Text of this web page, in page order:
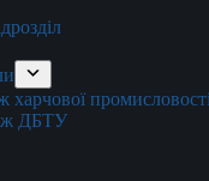
харчової
ДБТУ